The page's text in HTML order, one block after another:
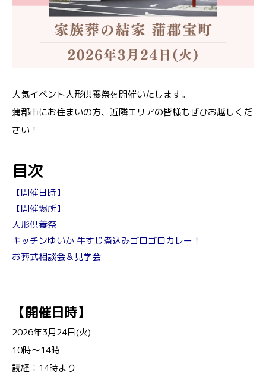
人気イベント人形供養祭を開催いたします。
蒲郡市にお住まいの方、近隣エリアの皆様もぜひお越しくだ
さい！
目次
【開催日時】
【開催場所】
人形供養祭
キッチンゆいか 牛すじ煮込みゴロゴロカレー！
お葬式相談会＆見学会
【開催日時】
2026年3月24日(火)
10時～14時
読経：14時より